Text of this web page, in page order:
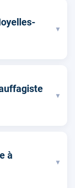
▾
▾
à
▾